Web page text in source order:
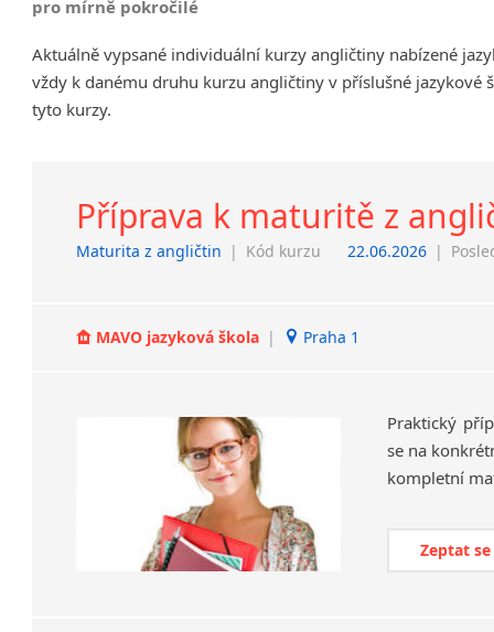
Děčín
Hodonín
Sedlčany
Tišnov
pro mírně pokročilé
Aktuálně vypsané individuální kurzy angličtiny nabízené
vždy k danému druhu kurzu angličtiny v příslušné
tyto kurzy.
Příprava k maturitě z
Maturita z angličtin | Kód kurzu 22.06.2026 |
MAVO jazyková škola | Praha 1
Praktický
se na
kompletní
Zeptat